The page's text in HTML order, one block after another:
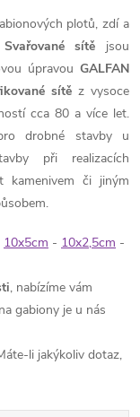
plotů, zdí a
Svařované sítě jsou
úpravou GALFAN
sítě z vysoce
cca 80 a více let.
drobné stavby u
při realizacích
či jiným
10x5cm - 10x2,5cm -
, nabízíme vám
na gabiony je u nás
li jakýkoliv dotaz,